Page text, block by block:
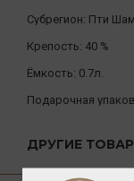
Субрегион: Пти
Крепость: 40 %
Ёмкость: 0.7л.
Подарочная
ДРУГИЕ